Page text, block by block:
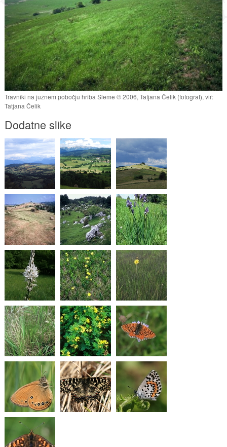
Travniki na južnem pobočju hriba Sleme © 2006, Tatjana Čelik (fotograf), vir:
Tatjana Čelik
Dodatne slike